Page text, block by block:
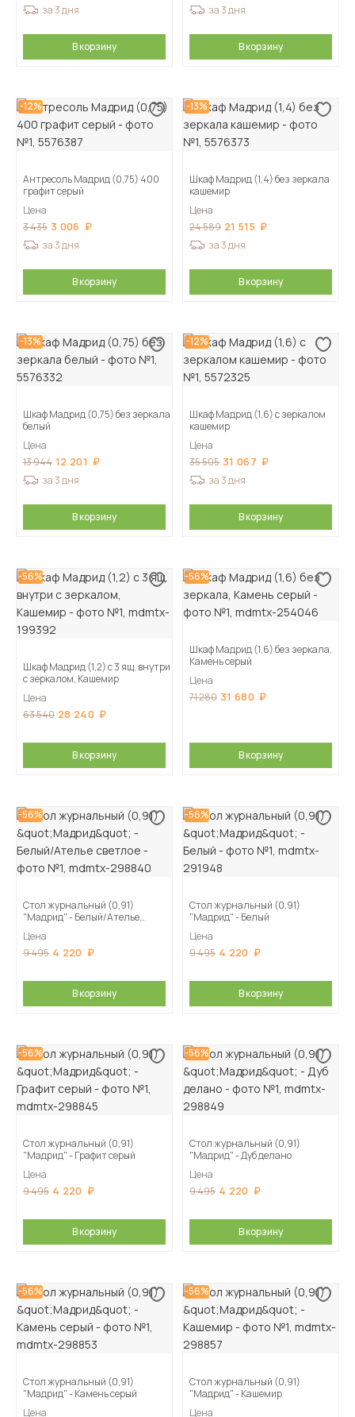
за 3 дня
В корзину
за 3 дня
В корзину
-12%
Антресоль Мадрид (0,75) 400
графит серый
Цена
3 435 3 006
за 3 дня
В корзину
-13%
Шкаф Мадрид (1,4) без зеркала
кашемир
Цена
24 589 21 515
за 3 дня
В корзину
-13%
Шкаф Мадрид (0,75) без зеркала
белый
Цена
13 944 12 201
за 3 дня
В корзину
-12%
Шкаф Мадрид (1,6) с зеркалом
кашемир
Цена
35 505 31 067
за 3 дня
В корзину
-56%
Шкаф Мадрид (1,2) с 3 ящ. внутри
с зеркалом, Кашемир
Цена
63 540 28 240
В корзину
-56%
Шкаф Мадрид (1,6) без зеркала,
Камень серый
Цена
71 280 31 680
В корзину
-56%
Стол журнальный (0,91)
"Мадрид" - Белый/Ателье
Цена
9 495 4 220
В корзину
-56%
Стол журнальный (0,91)
"Мадрид" - Белый
Цена
9 495 4 220
В корзину
-56%
Стол журнальный (0,91)
"Мадрид" - Графит серый
Цена
9 495 4 220
В корзину
-56%
Стол журнальный (0,91)
"Мадрид" - Дуб делано
Цена
9 495 4 220
В корзину
-56%
Стол журнальный (0,91)
"Мадрид" - Камень серый
Цена
-56%
Стол журнальный (0,91)
"Мадрид" - Кашемир
Цена